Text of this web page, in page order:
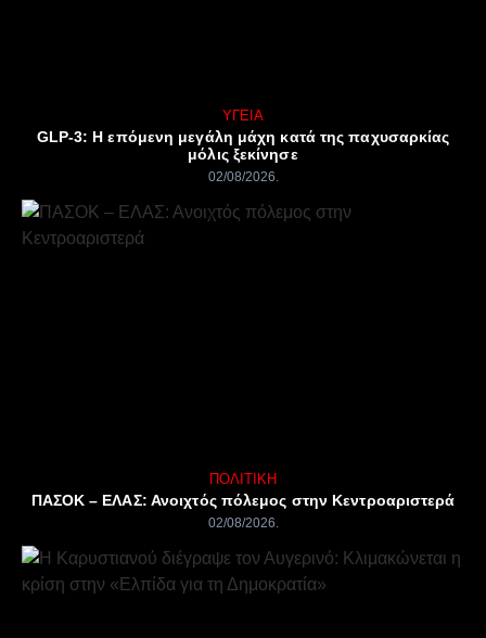
ΥΓΕΊΑ
GLP-3: Η επόμενη μεγάλη μάχη κατά της παχυσαρκίας
μόλις ξεκίνησε
02/08/2026
ΠΟΛΙΤΙΚΉ
ΠΑΣΟΚ – ΕΛΑΣ: Ανοιχτός πόλεμος στην Κεντροαριστερά
02/08/2026